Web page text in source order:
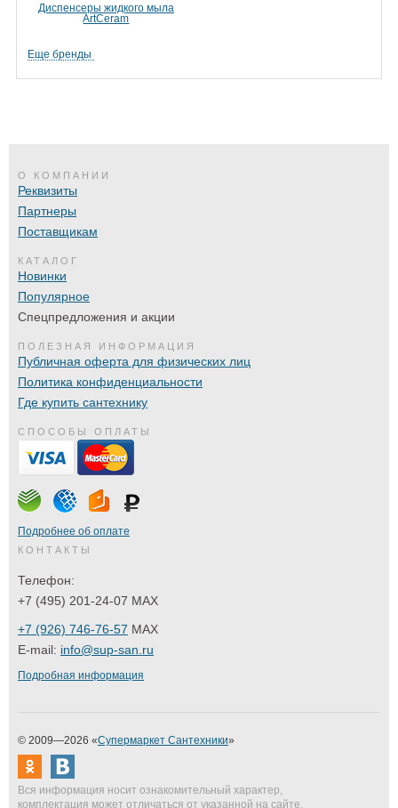
Диспенсеры жидкого мыла
ArtCeram
Еще бренды
О КОМПАНИИ
Реквизиты
Партнеры
Поставщикам
КАТАЛОГ
Новинки
Популярное
Спецпредложения и акции
ПОЛЕЗНАЯ ИНФОРМАЦИЯ
Публичная оферта для физических лиц
Политика конфиденциальности
Где купить сантехнику
СПОСОБЫ ОПЛАТЫ
Подробнее об оплате
КОНТАКТЫ
Телефон:
+7 (495) 201-24-07 MAX
+7 (926) 746-76-57 MAX
E-mail: info@sup-san.ru
Подробная информация
© 2009—2026 «Супермаркет Сантехники»
Вся информация носит ознакомительный характер,
комплектация может отличаться от указанной на сайте.